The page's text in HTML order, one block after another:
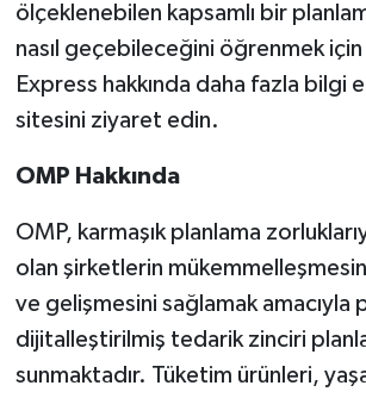
ölçeklenebilen kapsamlı bir
nasıl geçebileceğini öğrenmek için
Express hakkında daha fazla bilgi
sitesini ziyaret edin.
OMP Hakkında
OMP, karmaşık planlama
olan şirketlerin
ve gelişmesini sağlamak amacıyla
dijitalleştirilmiş tedarik zinciri
sunmaktadır. Tüketim ürünleri,